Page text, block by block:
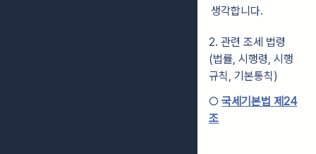
생각합니다.
2. 관련 조세 법령
(법률, 시행령, 시행
규칙, 기본통칙)
○국세기본법 제24
조